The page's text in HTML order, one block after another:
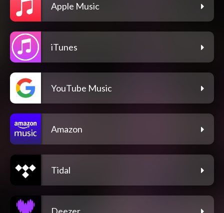
Apple Music
iTunes
YouTube Music
Amazon
Tidal